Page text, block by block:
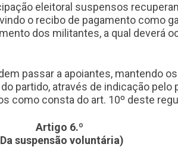
eleitoral suspensos
o recibo de pagamento como
dos militantes, a qual deverá
passar a apoiantes, mantendo
partido, através de indicação pelo
como consta do art. 10º deste
Artigo 6.º
suspensão voluntária)